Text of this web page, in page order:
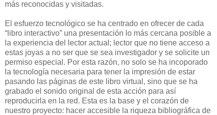
más reconocidas y visitadas.
El esfuerzo tecnológico se ha centrado en ofrecer de cada
“libro interactivo” una presentación lo más cercana posible a
la experiencia del lector actual; lector que no tiene acceso a
estas joyas a no ser que se sea investigador y se solicite un
permiso especial. Por esta razón, no solo se ha incoporado
la tecnología necesaria para tener la impresión de estar
pasando las páginas de este libro virtual, sino que se ha
grabado el sonido original de esta acción para así
reproducirla en la red. Esta es la base y el corazón de
nuestro proyecto: hacer accesible la riqueza bibliográfica de